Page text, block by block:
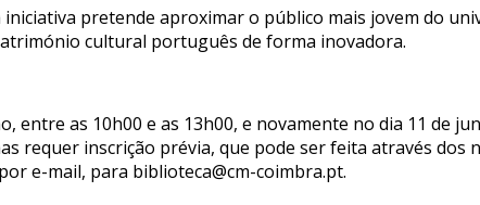
iniciativa pretende aproximar o público mais jovem do
cultural português de forma inovadora.
entre as 10h00 e as 13h00, e novamente no dia 11 de
requer inscrição prévia, que pode ser feita através dos
e-mail, para biblioteca@cm-coimbra.pt.